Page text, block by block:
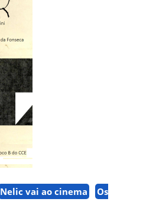
Nelic vai ao cinema
Os